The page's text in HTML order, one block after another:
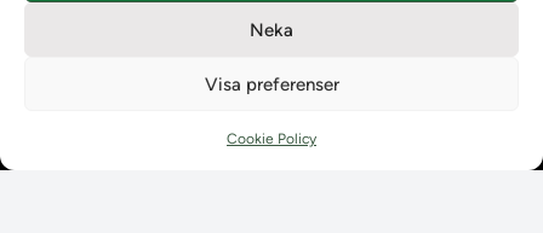
Neka
Visa preferenser
Cookie Policy
Kontaktuppgifter för studenters Ladoksupport